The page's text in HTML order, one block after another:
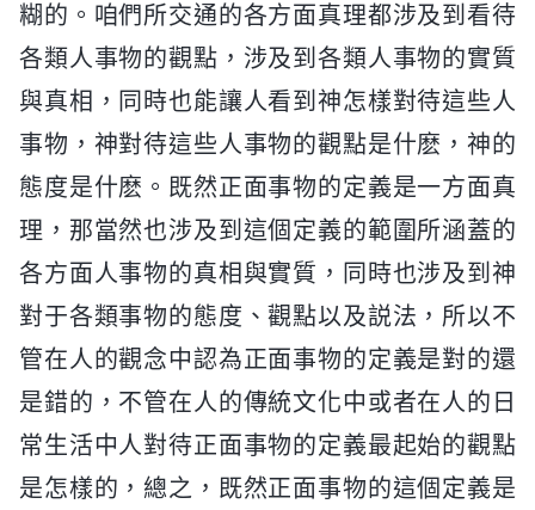
糊的。咱們所交通的各方面真理都涉及到看待
各類人事物的觀點，涉及到各類人事物的實質
與真相，同時也能讓人看到神怎樣對待這些人
事物，神對待這些人事物的觀點是什麽，神的
態度是什麽。既然正面事物的定義是一方面真
理，那當然也涉及到這個定義的範圍所涵蓋的
各方面人事物的真相與實質，同時也涉及到神
對于各類事物的態度、觀點以及説法，所以不
管在人的觀念中認為正面事物的定義是對的還
是錯的，不管在人的傳統文化中或者在人的日
常生活中人對待正面事物的定義最起始的觀點
是怎樣的，總之，既然正面事物的這個定義是